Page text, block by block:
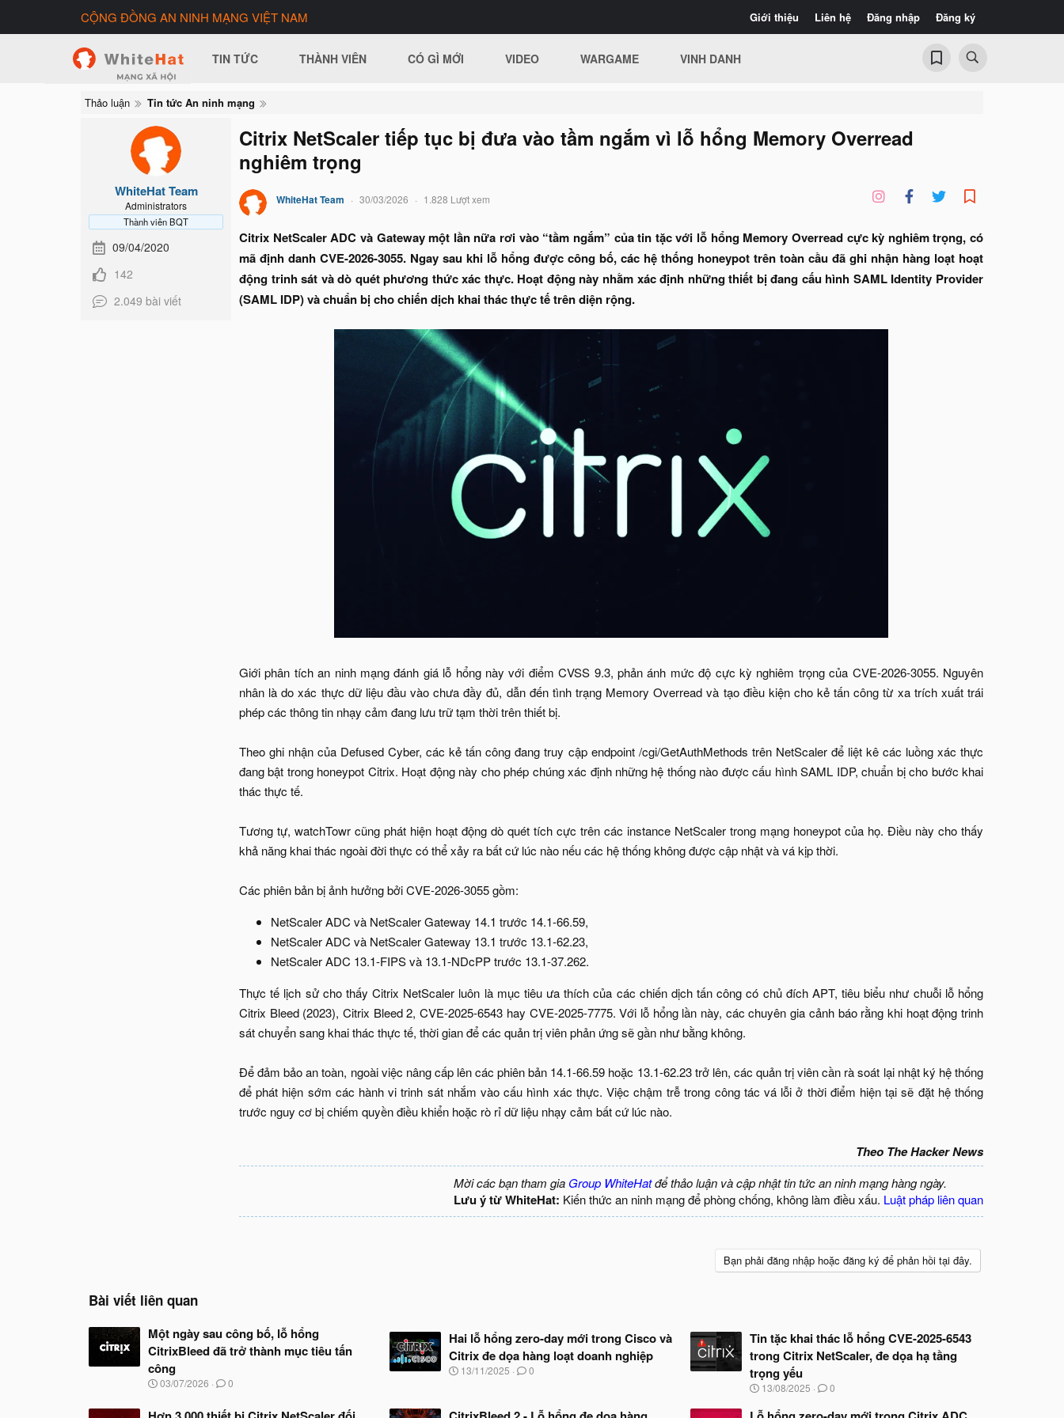
Giới thiệu Liên hệ Đăng nhập Đăng ký
CỘNG ĐỒNG AN NINH MẠNG VIỆT NAM
TIN TỨC THÀNH VIÊN CÓ GÌ MỚI VIDEO WARGAME VINH DANH
Thảo luận Tin tức An ninh mạng
WhiteHat Team
Administrators
Thành viên BQT
09/04/2020
142
2.049 bài viết
Citrix NetScaler tiếp tục bị đưa vào tầm ngắm vì lỗ hổng Memory Overread
nghiêm trọng
WhiteHat Team 30/03/2026 1.828 Lượt xem
Citrix NetScaler ADC và Gateway một lần nữa rơi vào “tầm ngắm” của tin tặc với lỗ hổng Memory Overread cực kỳ nghiêm trọng, có
mã định danh CVE-2026-3055. Ngay sau khi lỗ hổng được công bố, các hệ thống honeypot trên toàn cầu đã ghi nhận hàng loạt hoạt
động trinh sát và dò quét phương thức xác thực. Hoạt động này nhằm xác định những thiết bị đang cấu hình SAML Identity Provider
(SAML IDP) và chuẩn bị cho chiến dịch khai thác thực tế trên diện rộng.
Giới phân tích an ninh mạng đánh giá lỗ hổng này với điểm CVSS 9.3, phản ánh mức độ cực kỳ nghiêm trọng của CVE-2026-3055. Nguyên
nhân là do xác thực dữ liệu đầu vào chưa đầy đủ, dẫn đến tình trạng Memory Overread và tạo điều kiện cho kẻ tấn công từ xa trích xuất trái
phép các thông tin nhạy cảm đang lưu trữ tạm thời trên thiết bị.
Theo ghi nhận của Defused Cyber, các kẻ tấn công đang truy cập endpoint /cgi/GetAuthMethods trên NetScaler để liệt kê các luồng xác thực
đang bật trong honeypot Citrix. Hoạt động này cho phép chúng xác định những hệ thống nào được cấu hình SAML IDP, chuẩn bị cho bước khai
thác thực tế.
Tương tự, watchTowr cũng phát hiện hoạt động dò quét tích cực trên các instance NetScaler trong mạng honeypot của họ. Điều này cho thấy
khả năng khai thác ngoài đời thực có thể xảy ra bất cứ lúc nào nếu các hệ thống không được cập nhật và vá kịp thời.
Các phiên bản bị ảnh hưởng bởi CVE-2026-3055 gồm:​
NetScaler ADC và NetScaler Gateway 14.1 trước 14.1-66.59,​
NetScaler ADC và NetScaler Gateway 13.1 trước 13.1-62.23,​
NetScaler ADC 13.1-FIPS và 13.1-NDcPP trước 13.1-37.262.​
Thực tế lịch sử cho thấy Citrix NetScaler luôn là mục tiêu ưa thích của các chiến dịch tấn công có chủ đích APT, tiêu biểu như chuỗi lỗ hổng
Citrix Bleed (2023), Citrix Bleed 2, CVE-2025-6543 hay CVE-2025-7775. Với lỗ hổng lần này, các chuyên gia cảnh báo rằng khi hoạt động trinh
sát chuyển sang khai thác thực tế, thời gian để các quản trị viên phản ứng sẽ gần như bằng không.
Để đảm bảo an toàn, ngoài việc nâng cấp lên các phiên bản 14.1-66.59 hoặc 13.1-62.23 trở lên, các quản trị viên cần rà soát lại nhật ký hệ thống
để phát hiện sớm các hành vi trinh sát nhắm vào cấu hình xác thực. Việc chậm trễ trong công tác vá lỗi ở thời điểm hiện tại sẽ đặt hệ thống
trước nguy cơ bị chiếm quyền điều khiển hoặc rò rỉ dữ liệu nhạy cảm bất cứ lúc nào.
Theo The Hacker News
Mời các bạn tham gia Group WhiteHatđể thảo luận và cập nhật tin tức an ninh mạng hàng ngày.
Lưu ý từ WhiteHat: Kiến thức an ninh mạng để phòng chống, không làm điều xấu. Luật pháp liên quan
Bạn phải đăng nhập hoặc đăng ký để phản hồi tại đây.
Bài viết liên quan
Một ngày sau công bố, lỗ hổng
CitrixBleed đã trở thành mục tiêu tấn
công
N
03/07/2026 0
Hai lỗ hổng zero-day mới trong Cisco và
Citrix đe dọa hàng loạt doanh nghiệp
N
13/11/2025 0
Tin tặc khai thác lỗ hổng CVE-2025-6543
trong Citrix NetScaler, đe dọa hạ tầng
trọng yếu
N
à
13/08/2025 0